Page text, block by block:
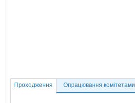
Проходження Опрацювання комітетами